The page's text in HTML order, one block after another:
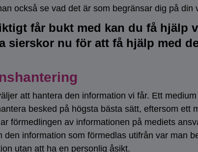
också se vad det är som begränsar dig på din
får bukt med kan du få hjälp
sierskor nu för att få hjälp med
att hantera den information vi får. Ett
besked på högsta bästa sätt, eftersom ett
förmedlingen av informationen på mediets
information som förmedlas utifrån var man
utan att ha en personlig åsikt.